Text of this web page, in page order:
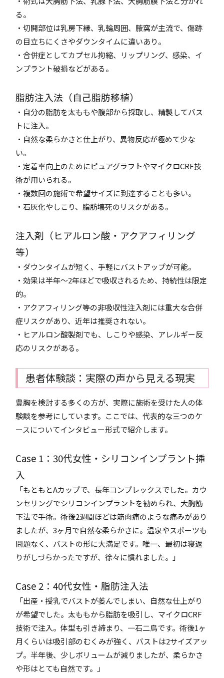
る。
・切開部位は乳房下縁、乳輪周囲、腋窩が主流で、傷跡
の目立ちにくさやダウンタイムに違いあり。
・合併症としてカプセル拘縮、リップリング、感染、イ
ンプラント破損などがある。
脂肪注入法（自己脂肪移植）
・自分の脂肪を太ももや腹部から採取し、精製してバス
トに注入。
・自然な柔らかさと仕上がり、異物反応が極めて少な
い。
・定着率向上のためにピュアグラフトやマイクロCRF技
術が用いられる。
・複数回の施術で希望サイズに到達することも多い。
・石灰化やしこり、脂肪壊死のリスクがある。
注入剤（ヒアルロン酸・アクアフィリング
等）
・ダウンタイムが短く、手軽にバストアップが可能。
・効果は半年〜2年ほどで吸収されるため、持続性は限定
的。
・アクアフィリング等の非吸収性注入剤には重大な合併
症リスクがあり、近年は推奨されない。
・ヒアルロン酸製剤でも、しこりや感染、アレルギー反
応のリスクがある。
患者体験談：実際の声から見える現実
豊胸を検討する多くの方が、実際に施術を受けた人の体
験談を参考にしています。ここでは、代表的な三つのケ
ースについてインタビュー形式で紹介します。
Case 1：30代女性・シリコンインプラント挿
入
「もともとAカップで、長年コンプレックスでした。カウ
ンセリングでシリコンインプラントを勧められ、大胸筋
下法で手術。術後2週間ほどは筋肉痛のような痛みがあり
ましたが、3ヶ月で自然な柔らかさに。温泉やスポーツも
問題なく、バストの形に大満足です。唯一、最初は寝返
りがしづらかったですが、徐々に慣れました。」
Case 2：40代女性・脂肪注入法
「出産・授乳でバストが萎んでしまい、自然な仕上がり
が希望でした。太ももから脂肪を吸引し、マイクロCRF
技術で注入。体型も引き締まり、一石二鳥です。術後1ヶ
月くらいは吸引部のむくみが強く、バストは2サイズアッ
プ。半年後、少しボリュームが減りましたが、柔らかさ
や形はとても自然です。」